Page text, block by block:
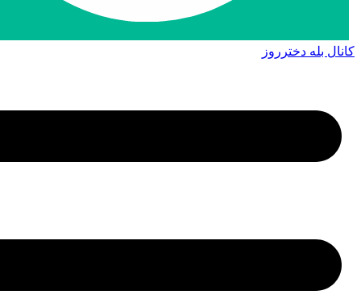
کانال بله دخترروز